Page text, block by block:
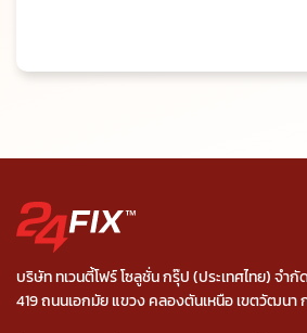
บริษัท ทเวนตี้โฟร์ โซลูชั่น กรุ๊ป (ประเทศไทย) จำกั
419 ถนนเอกมัย แขวง คลองตันเหนือ เขตวัฒนา